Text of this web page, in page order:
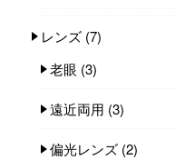
レンズ (7)
老眼 (3)
遠近両用 (3)
偏光レンズ (2)